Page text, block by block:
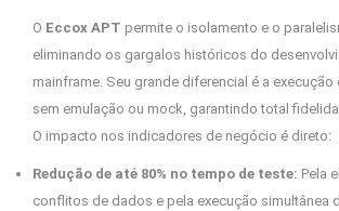
O Eccox APT permite o isolamento e o
eliminando os gargalos históricos do
mainframe. Seu grande diferencial é a execução
sem emulação ou mock, garantindo total
O impacto nos indicadores de negócio é direto:
Redução de até 80% no tempo de teste: Pela
conflitos de dados e pela execução simultânea